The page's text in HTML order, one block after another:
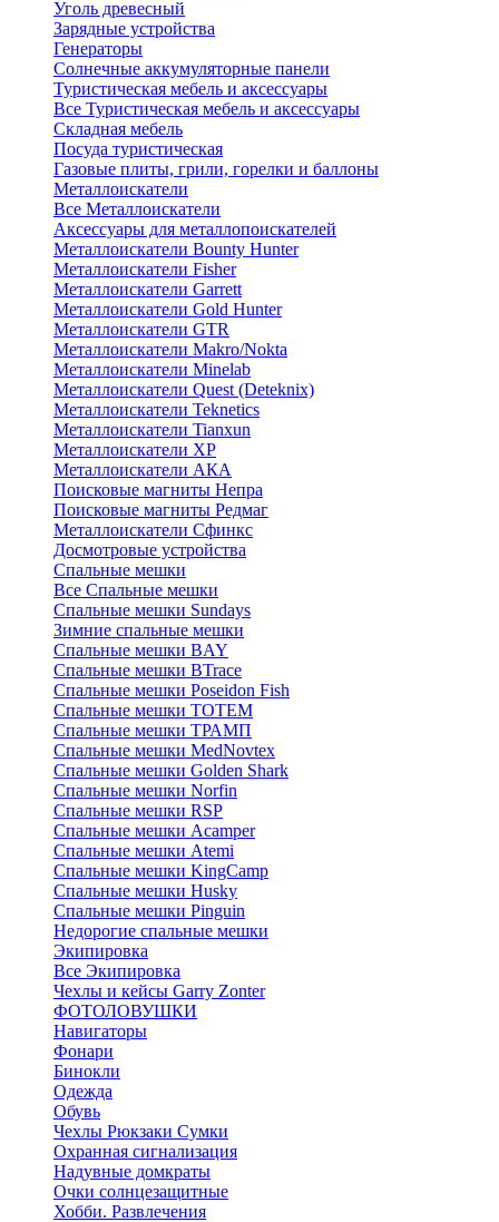
Уголь древесный
Зарядные устройства
Генераторы
Солнечные аккумуляторные панели
Туристическая мебель и аксессуары
Все Туристическая мебель и аксессуары
Складная мебель
Посуда туристическая
Газовые плиты, грили, горелки и баллоны
Металлоискатели
Все Металлоискатели
Аксессуары для металлопоискателей
Металлоискатели Bounty Hunter
Металлоискатели Fisher
Металлоискатели Garrett
Металлоискатели Gold Hunter
Металлоискатели GTR
Металлоискатели Makro/Nokta
Металлоискатели Minelab
Металлоискатели Quest (Deteknix)
Металлоискатели Teknetics
Металлоискатели Tianxun
Металлоискатели XP
Металлоискатели АКА
Поисковые магниты Непра
Поисковые магниты Редмаг
Металлоискатели Сфинкс
Досмотровые устройства
Спальные мешки
Все Спальные мешки
Спальные мешки Sundays
Зимние спальные мешки
Спальные мешки BAY
Спальные мешки BTrace
Спальные мешки Poseidon Fish
Спальные мешки ТОТЕМ
Спальные мешки ТРАМП
Cпальные мешки MedNovtex
Спальные мешки Golden Shark
Спальные мешки Norfin
Спальные мешки RSP
Спальные мешки Acamper
Спальные мешки Atemi
Спальные мешки KingCamp
Спальные мешки Husky
Спальные мешки Pinguin
Недорогие спальные мешки
Экипировка
Все Экипировка
Чехлы и кейсы Garry Zonter
ФОТОЛОВУШКИ
Навигаторы
Фонари
Бинокли
Одежда
Обувь
Чехлы Рюкзаки Сумки
Охранная сигнализация
Надувные домкраты
Очки солнцезащитные
Хобби. Развлечения